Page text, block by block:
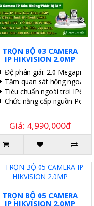
TRỌN BỘ 03 CAMERA
IP HIKVISION 2.0MP
Độ phân giải: 2.0 Megapixel.
Tầm quan sát hồng ngoại
Tiêu chuẩn ngoài trời IP67.
Chức năng cấp nguồn PoE.
Giá: 4,990,000đ
TRỌN BỘ 05 CAMERA
IP HIKVISION 2.0MP